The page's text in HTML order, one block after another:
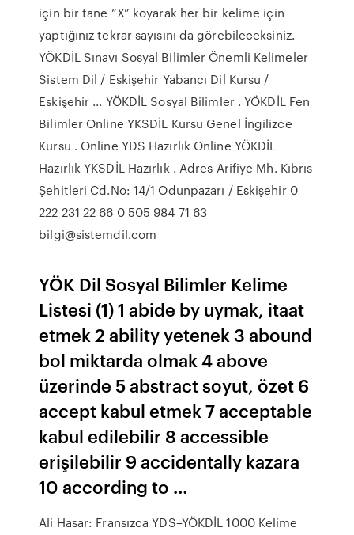
için bir tane “X” koyarak her bir kelime için
yaptığınız tekrar sayısını da görebileceksiniz.
YÖKDİL Sınavı Sosyal Bilimler Önemli Kelimeler
Sistem Dil / Eskişehir Yabancı Dil Kursu /
Eskişehir ... YÖKDİL Sosyal Bilimler . YÖKDİL Fen
Bilimler Online YKSDİL Kursu Genel İngilizce
Kursu . Online YDS Hazırlık Online YÖKDİL
Hazırlık YKSDİL Hazırlık . Adres Arifiye Mh. Kıbrıs
Şehitleri Cd.No: 14/1 Odunpazarı / Eskişehir 0
222 231 22 66 0 505 984 71 63
bilgi@sistemdil.com
YÖK Dil Sosyal Bilimler Kelime
Listesi (1) 1 abide by uymak, itaat
etmek 2 ability yetenek 3 abound
bol miktarda olmak 4 above
üzerinde 5 abstract soyut, özet 6
accept kabul etmek 7 acceptable
kabul edilebilir 8 accessible
erişilebilir 9 accidentally kazara
10 according to …
Ali Hasar: Fransızca YDS–YÖKDİL 1000 Kelime